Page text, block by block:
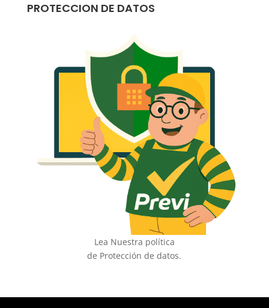
PROTECCION DE DATOS
Lea Nuestra política
de Protección de datos.